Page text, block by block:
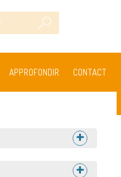
APPROFONDIR CONTACT